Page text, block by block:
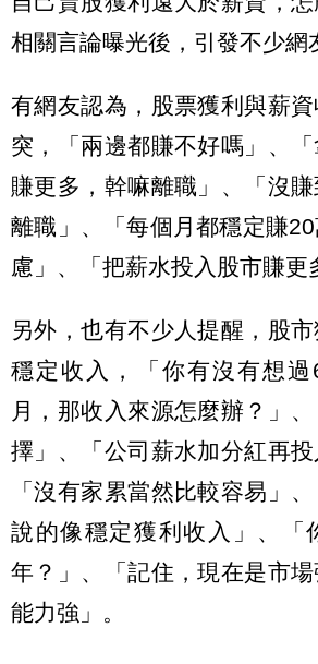
相關言論曝光後，引發不少網
有網友認為，股票獲利與薪
突，「兩邊都賺不好嗎」、
賺更多，幹嘛離職」、「沒
離職」、「每個月都穩定賺
慮」、「把薪水投入股市賺更
另外，也有不少人提醒，股
穩定收入，「你有沒有想
月，那收入來源怎麼辦？」
擇」、「公司薪水加分紅再投
「沒有家累當然比較容易」
說的像穩定獲利收入」、「
年？」、「記住，現在是市
能力強」。